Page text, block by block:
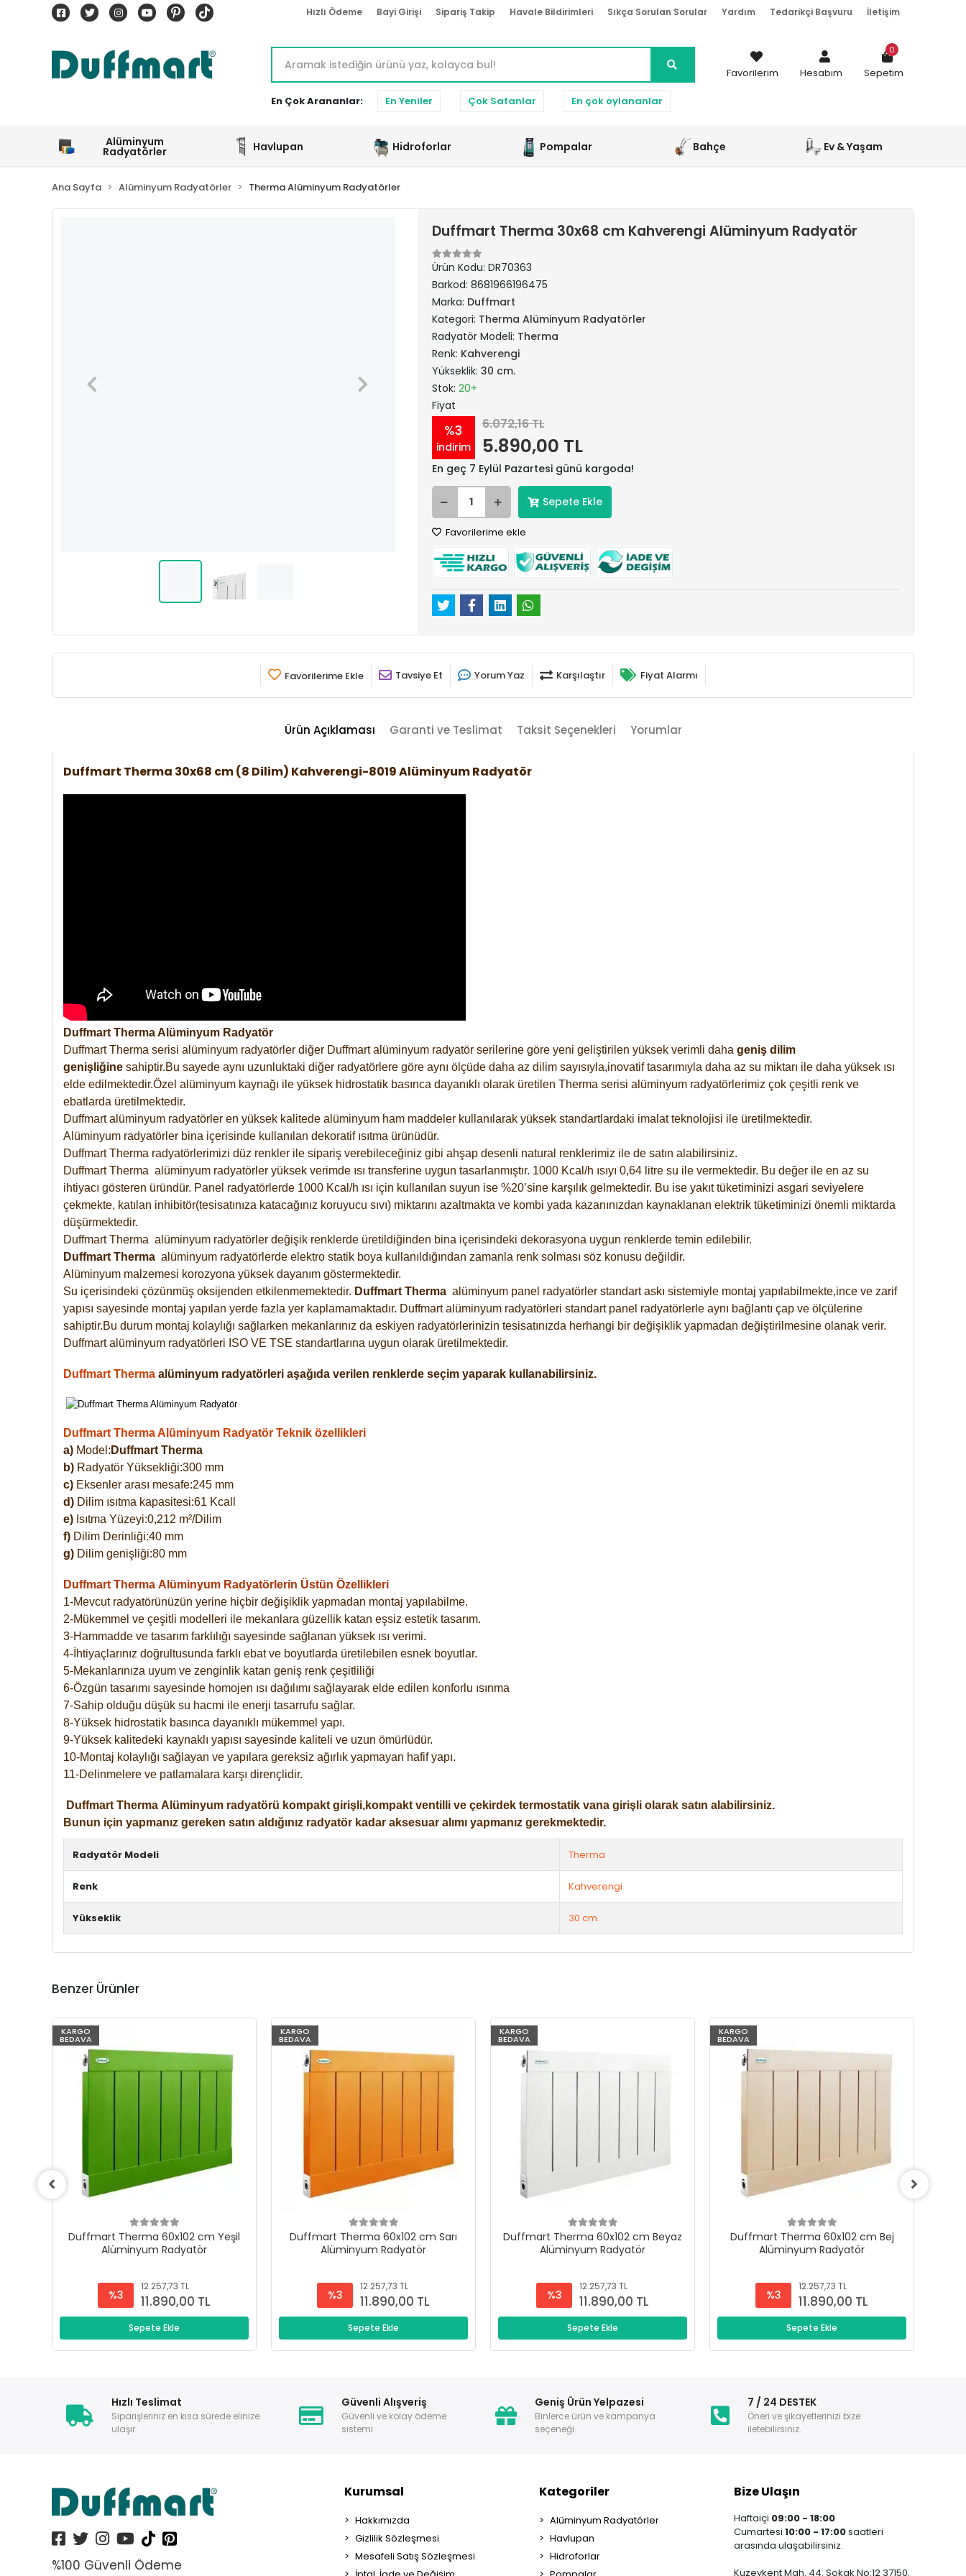
Hızlı Ödeme Bayi Girişi Sipariş Takip Havale Bildirimleri Sıkça Sorulan Sorular Yardım Tedarikçi Başvuru İletişim
En Çok Arananlar: En Yeniler Çok Satanlar En çok oylananlar
Favorilerim Hesabım Sepetim
0
Alüminyum
Radyatörler Havlupan Hidroforlar Pompalar Bahçe Ev & Yaşam
Ana Sayfa Alüminyum Radyatörler Therma Alüminyum Radyatörler
Duffmart Therma 30x68 cm Kahverengi Alüminyum Radyatör
Ürün Kodu: DR70363
Barkod: 8681966196475
Marka: Duffmart
Kategori: Therma Alüminyum Radyatörler
Radyatör Modeli: Therma
Renk: Kahverengi
Yükseklik: 30 cm.
Stok: 20+
Fiyat
%3
indirim
6.072,16 TL
5.890,00 TL
En geç 7 Eylül Pazartesi günü kargoda!
Sepete Ekle
Favorilerime ekle
Favorilerime Ekle Tavsiye Et Yorum Yaz Karşılaştır Fiyat Alarmı
Ürün Açıklaması Garanti ve Teslimat Taksit Seçenekleri Yorumlar
Duffmart Therma 30x68 cm (8 Dilim) Kahverengi-8019 Alüminyum Radyatör
Duffmart Therma Alüminyum Radyatör
Duffmart Therma serisi alüminyum radyatörler diğer Duffmart alüminyum radyatör serilerine göre yeni geliştirilen yüksek verimli daha geniş dilim
genişliğine sahiptir.Bu sayede aynı uzunluktaki diğer radyatörlere göre aynı ölçüde daha az dilim sayısıyla,inovatif tasarımıyla daha az su miktarı ile daha yüksek ısı
elde edilmektedir.Özel alüminyum kaynağı ile yüksek hidrostatik basınca dayanıklı olarak üretilen Therma serisi alüminyum radyatörlerimiz çok çeşitli renk ve
ebatlarda üretilmektedir.
Duffmart alüminyum radyatörler en yüksek kalitede alüminyum ham maddeler kullanılarak yüksek standartlardaki imalat teknolojisi ile üretilmektedir.
Alüminyum radyatörler bina içerisinde kullanılan dekoratif ısıtma ürünüdür.
Duffmart Therma radyatörlerimizi düz renkler ile sipariş verebileceğiniz gibi ahşap desenli natural renklerimiz ile de satın alabilirsiniz.
Duffmart Therma alüminyum radyatörler yüksek verimde ısı transferine uygun tasarlanmıştır. 1000 Kcal/h ısıyı 0,64 litre su ile vermektedir. Bu değer ile en az su
ihtiyacı gösteren üründür. Panel radyatörlerde 1000 Kcal/h ısı için kullanılan suyun ise %20’sine karşılık gelmektedir. Bu ise yakıt tüketiminizi asgari seviyelere
çekmekte, katılan inhibitör(tesisatınıza katacağınız koruyucu sıvı) miktarını azaltmakta ve kombi yada kazanınızdan kaynaklanan elektrik tüketiminizi önemli miktarda
düşürmektedir.
Duffmart Therma alüminyum radyatörler değişik renklerde üretildiğinden bina içerisindeki dekorasyona uygun renklerde temin edilebilir.
Duffmart Therma alüminyum radyatörlerde elektro statik boya kullanıldığından zamanla renk solması söz konusu değildir.
Alüminyum malzemesi korozyona yüksek dayanım göstermektedir.
Su içerisindeki çözünmüş oksijenden etkilenmemektedir. Duffmart Therma alüminyum panel radyatörler standart askı sistemiyle montaj yapılabilmekte,ince ve zarif
yapısı sayesinde montaj yapılan yerde fazla yer kaplamamaktadır. Duffmart alüminyum radyatörleri standart panel radyatörlerle aynı bağlantı çap ve ölçülerine
sahiptir.Bu durum montaj kolaylığı sağlarken mekanlarınız da eskiyen radyatörlerinizin tesisatınızda herhangi bir değişiklik yapmadan değiştirilmesine olanak verir.
Duffmart alüminyum radyatörleri ISO VE TSE standartlarına uygun olarak üretilmektedir.
Duffmart Therma alüminyum radyatörleri aşağıda verilen renklerde seçim yaparak kullanabilirsiniz.
Duffmart Therma Alüminyum Radyatör Teknik özellikleri
a) Model: Duffmart Therma
b) Radyatör Yüksekliği:300 mm
c) Eksenler arası mesafe:245 mm
d) Dilim ısıtma kapasitesi:61 Kcall
e) Isıtma Yüzeyi:0,212 m²/Dilim
f) Dilim Derinliği:40 mm
g) Dilim genişliği:80 mm
Duffmart Therma Alüminyum Radyatörlerin Üstün Özellikleri
1-Mevcut radyatörünüzün yerine hiçbir değişiklik yapmadan montaj yapılabilme.
2-Mükemmel ve çeşitli modelleri ile mekanlara güzellik katan eşsiz estetik tasarım.
3-Hammadde ve tasarım farklılığı sayesinde sağlanan yüksek ısı verimi.
4-İhtiyaçlarınız doğrultusunda farklı ebat ve boyutlarda üretilebilen esnek boyutlar.
5-Mekanlarınıza uyum ve zenginlik katan geniş renk çeşitliliği
6-Özgün tasarımı sayesinde homojen ısı dağılımı sağlayarak elde edilen konforlu ısınma
7-Sahip olduğu düşük su hacmi ile enerji tasarrufu sağlar.
8-Yüksek hidrostatik basınca dayanıklı mükemmel yapı.
9-Yüksek kalitedeki kaynaklı yapısı sayesinde kaliteli ve uzun ömürlüdür.
10-Montaj kolaylığı sağlayan ve yapılara gereksiz ağırlık yapmayan hafif yapı.
11-Delinmelere ve patlamalara karşı dirençlidir.
Duffmart Therma Alüminyum radyatörü kompakt girişli,kompakt ventilli ve çekirdek termostatik vana girişli olarak satın alabilirsiniz.
Bunun için yapmanız gereken satın aldığınız radyatör kadar aksesuar alımı yapmanız gerekmektedir.
Radyatör Modeli Therma
Renk Kahverengi
Yükseklik 30 cm.
Benzer Ürünler
KARGO
BEDAVA
Duffmart Therma 60x102 cm Sarı
Alüminyum Radyatör
%3
12.257,73 TL
11.890,00 TL
Sepete Ekle
KARGO
BEDAVA
Duffmart Therma 60x102 cm Beyaz
Alüminyum Radyatör
%3
12.257,73 TL
11.890,00 TL
Sepete Ekle
KARGO
BEDAVA
Duffmart Therma 60x102 cm Bej
Alüminyum Radyatör
%3
12.257,73 TL
11.890,00 TL
Sepete Ekle
KARGO
BEDAVA
Duffmart Therma 60x102 cm
Turuncu Alüminyum Radyatör
%3
12.257,73 TL
11.890,00 TL
Sepete Ekle
Hızlı Teslimat
Siparişleriniz en kısa sürede elinize
ulaşır.
Güvenli Alışveriş
Güvenli ve kolay ödeme
sistemi
Geniş Ürün Yelpazesi
Binlerce ürün ve kampanya
seçeneği
7 / 24 DESTEK
Öneri ve şikayetlerinizi bize
iletebilirsiniz.
%100 Güvenli Ödeme
Kurumsal
Hakkımızda
Gizlilik Sözleşmesi
Mesafeli Satış Sözleşmesi
Kategoriler
Alüminyum Radyatörler
Havlupan
Hidroforlar
Bize Ulaşın
Haftaiçi 09:00 - 18:00
Cumartesi 10:00 - 17:00saatleri
arasında ulaşabilirsiniz.
Kuzeykent Mah. 44. Sokak No:12 37150,